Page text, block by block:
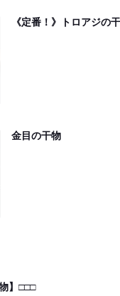
《定番！》トロアジの
金目の干物
】□□□